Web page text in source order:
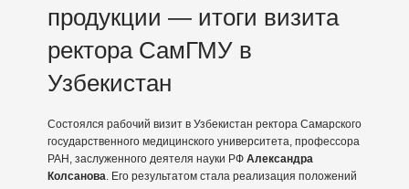
продукции — итоги визита
ректора СамГМУ в
Узбекистан
Состоялся рабочий визит в Узбекистан ректора Самарского
государственного медицинского университета, профессора
РАН, заслуженного деятеля науки РФ Александра
Колсанова. Его результатом стала реализация положений